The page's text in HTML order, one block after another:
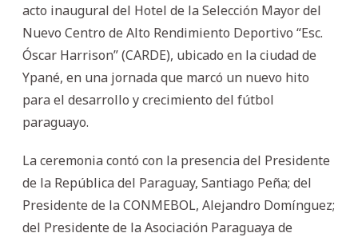
acto inaugural del Hotel de la Selección Mayor del
Nuevo Centro de Alto Rendimiento Deportivo “Esc.
Óscar Harrison” (CARDE), ubicado en la ciudad de
Ypané, en una jornada que marcó un nuevo hito
para el desarrollo y crecimiento del fútbol
paraguayo.
La ceremonia contó con la presencia del Presidente
de la República del Paraguay, Santiago Peña; del
Presidente de la CONMEBOL, Alejandro Domínguez;
del Presidente de la Asociación Paraguaya de